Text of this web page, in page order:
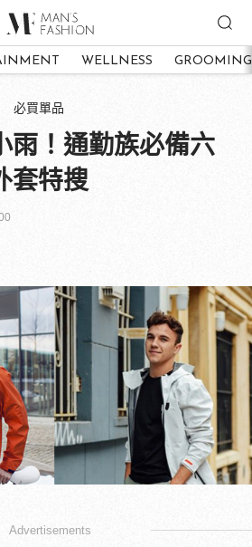
WELLNESS GROOMING
必買單品
雨！通勤族必備六
套特搜
Advertisements